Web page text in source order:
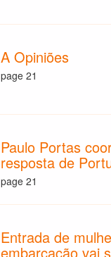
A Opiniões
page 21
Paulo Portas
resposta de
page 21
Entrada de
embarcação vai